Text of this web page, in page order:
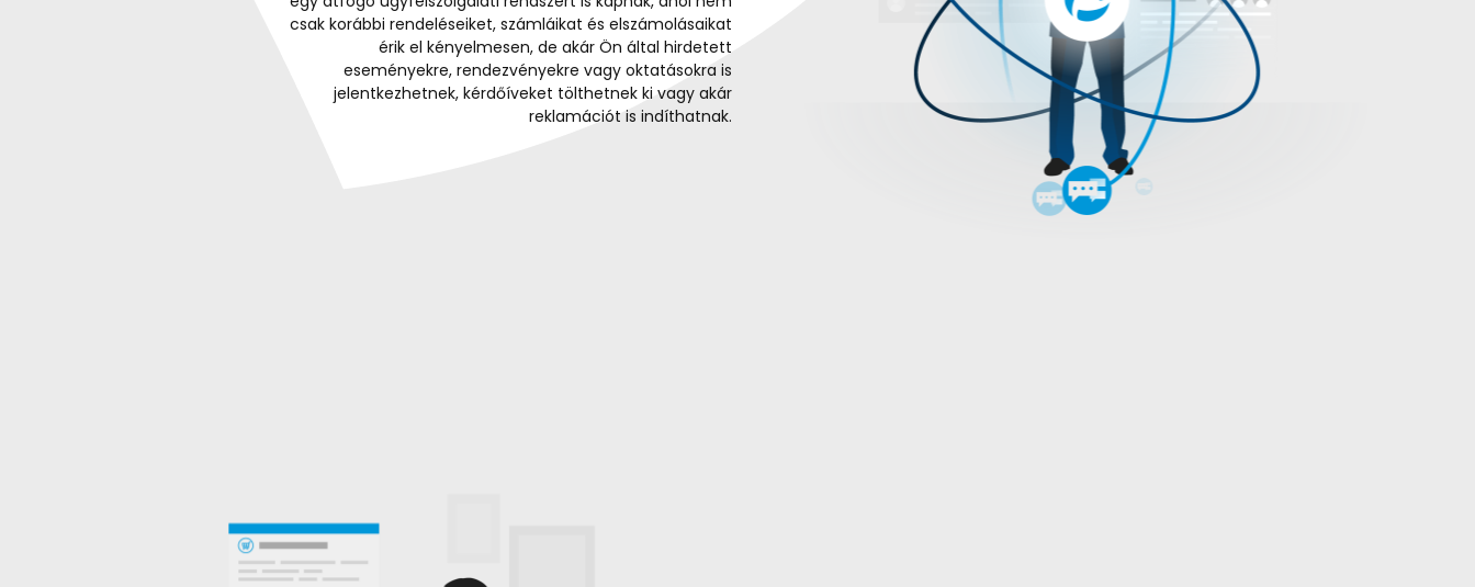
csak korábbi rendeléseiket, számláikat és elszámolásaikat
érik el kényelmesen, de akár Ön által hirdetett
eseményekre, rendezvényekre vagy oktatásokra is
jelentkezhetnek, kérdőíveket tölthetnek ki vagy akár
reklamációt is indíthatnak.